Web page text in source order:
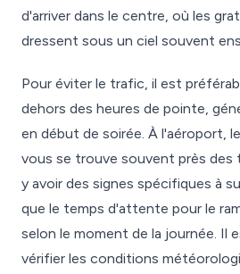
d'arriver dans le centre, où les
dressent sous un ciel souvent
Pour éviter le trafic, il est
dehors des heures de pointe,
en début de soirée. À l'aéroport,
vous se trouve souvent près des
y avoir des signes spécifiques à
que le temps d'attente pour le
selon le moment de la journée. Il
vérifier les conditions